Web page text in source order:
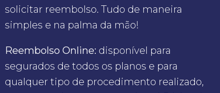
solicitar reembolso. Tudo de maneira
simples e na palma da mão!
Reembolso Online: disponível para
segurados de todos os planos e para
qualquer tipo de procedimento realizado,